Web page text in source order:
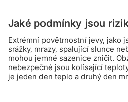
Jaké podmínky jsou
Extrémní povětrnostní jevy, jako
srážky, mrazy, spalující slunce
mohou jemné sazenice zničit.
nebezpečné jsou kolísající
je jeden den teplo a druhý den